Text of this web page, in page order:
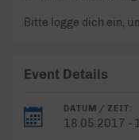
Bitte logge dich ein,
Event Details
DATUM / ZEIT:
18.05.2017 -